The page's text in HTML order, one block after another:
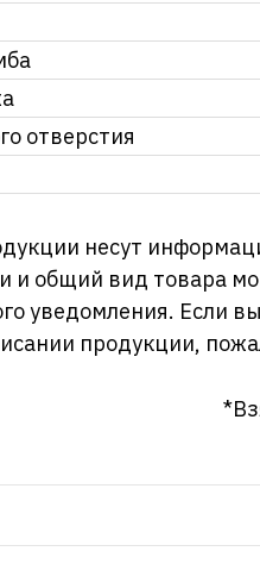
отверстия
несут
и общий вид товара
уведомления. Если
продукции,